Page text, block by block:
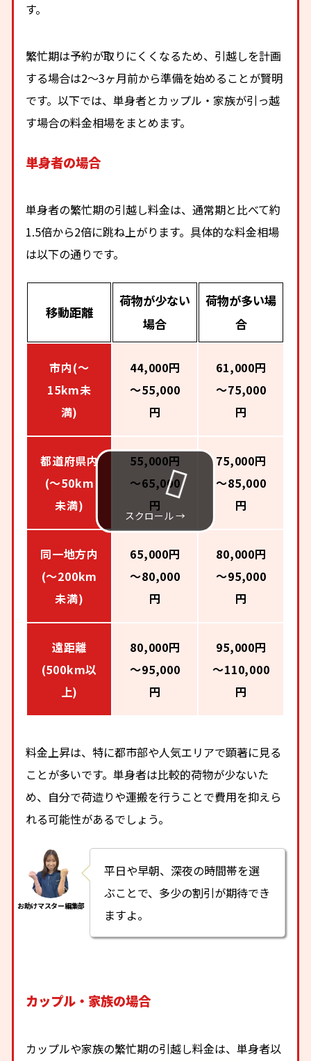
す。
繁忙期は予約が取りにくくなるため、引越しを計画
する場合は2〜3ヶ月前から準備を始めることが賢明
です。以下では、単身者とカップル・家族が引っ越
す場合の料金相場をまとめます。
単身者の場合
単身者の繁忙期の引越し料金は、通常期と比べて約
1.5倍から2倍に跳ね上がります。具体的な料金相場
は以下の通りです。
移動距離
荷物が少ない
場合
荷物が多い場
合
市内(～
15km未
満)
44,000円
～55,000
円
61,000円
～75,000
円
都道府県内
(～50km
未満)
55,000円
～65,000
円
75,000円
～85,000
円
同一地方内
(～200km
未満)
65,000円
～80,000
円
80,000円
～95,000
円
遠距離
(500km以
上)
80,000円
～95,000
円
95,000円
～110,000
円
料金上昇は、特に都市部や人気エリアで顕著に見る
ことが多いです。単身者は比較的荷物が少ないた
め、自分で荷造りや運搬を行うことで費用を抑えら
れる可能性があるでしょう。
平日や早朝、深夜の時間帯を選
ぶことで、多少の割引が期待でき
ますよ。
カップル・家族の場合
カップルや家族の繁忙期の引越し料金は、単身者以